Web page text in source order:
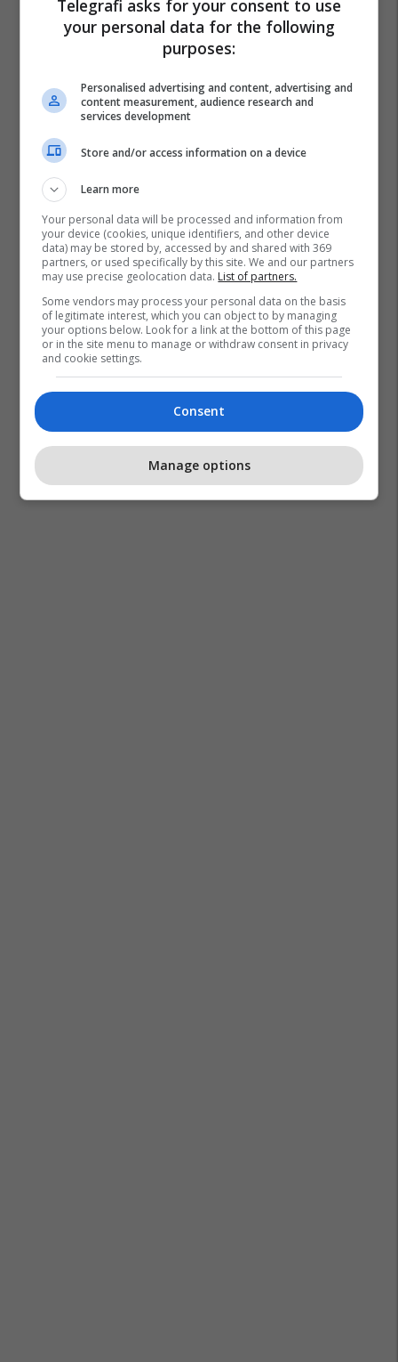
Telegrafi asks for your consent to use
your personal data for the following
purposes:
Personalised advertising and content, advertising and
content measurement, audience research and
services development
Store and/or access information on a device
Learn more
Your personal data will be processed and information from
your device (cookies, unique identifiers, and other device
data) may be stored by, accessed by and shared with 369
partners, or used specifically by this site. We and our partners
may use precise geolocation data. List of partners.
Some vendors may process your personal data on the basis
of legitimate interest, which you can object to by managing
your options below. Look for a link at the bottom of this page
or in the site menu to manage or withdraw consent in privacy
and cookie settings.
Consent
Manage options